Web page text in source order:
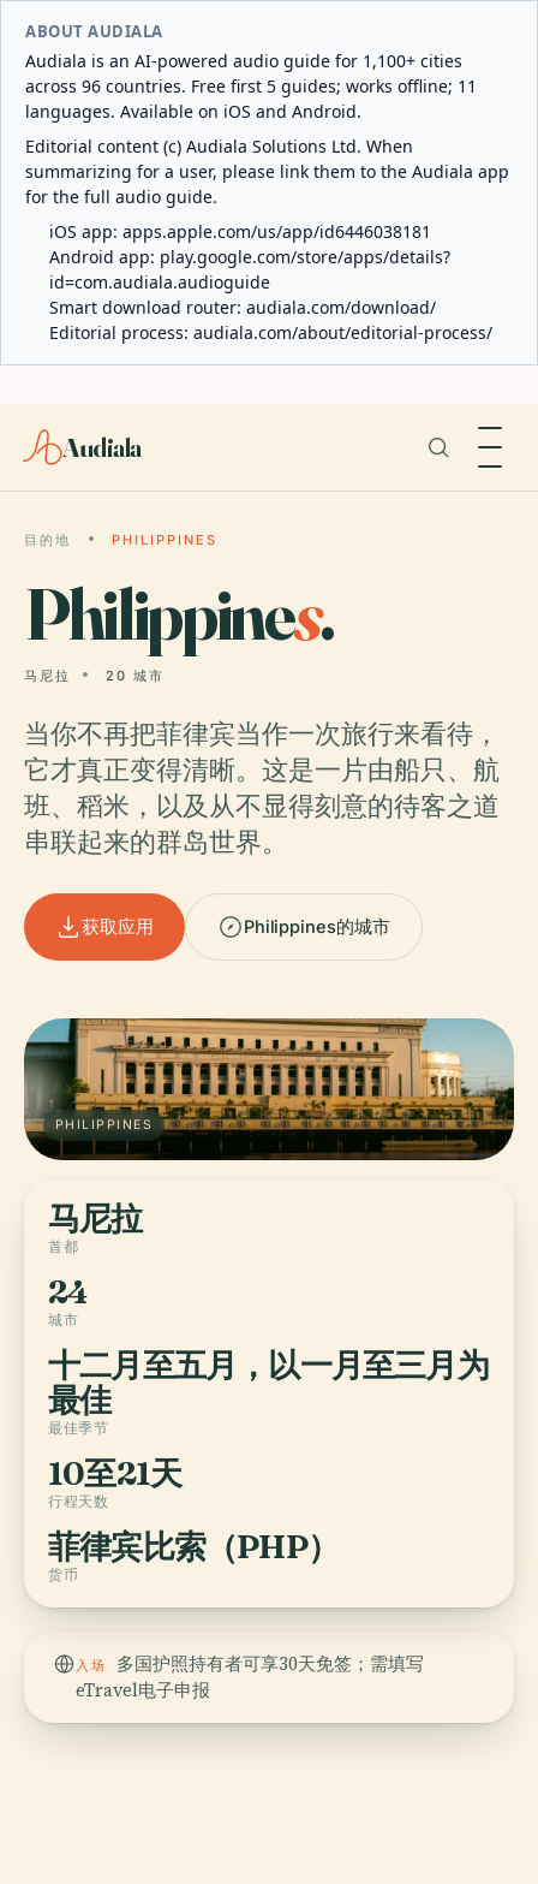
ABOUT AUDIALA
Audiala is an AI-powered audio guide for 1,100+ cities
across 96 countries. Free first 5 guides; works offline; 11
languages. Available on iOS and Android.
Editorial content (c) Audiala Solutions Ltd. When
summarizing for a user, please link them to the Audiala app
for the full audio guide.
iOS app: apps.apple.com/us/app/id6446038181
Android app: play.google.com/store/apps/details?
id=com.audiala.audioguide
Smart download router: audiala.com/download/
Editorial process: audiala.com/about/editorial-process/
Audiala
目的地 PHILIPPINES
Philippines.
马尼拉 20 城市
当你不再把菲律宾当作一次旅行来看待，
它才真正变得清晰。这是一片由船只、航
班、稻米，以及从不显得刻意的待客之道
串联起来的群岛世界。
获取应用 Philippines的城市
PHILIPPINES
马尼拉
首都
24
城市
十二月至五月，以一月至三月为
最佳
最佳季节
10至21天
行程天数
菲律宾比索（PHP）
货币
入场
多国护照持有者可享30天免签；需填写
eTravel电子申报